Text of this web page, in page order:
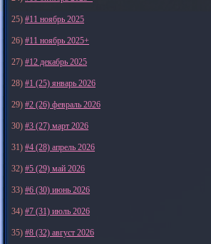
25) #11 ноябрь 2025
26) #11 ноябрь 2025+
27) #12 декабрь 2025
28) #1 (25) январь 2026
29) #2 (26) февраль 2026
30) #3 (27) март 2026
31) #4 (28) апрель 2026
32) #5 (29) май 2026
33) #6 (30) июнь 2026
34) #7 (31) июль 2026
35) #8 (32) август 2026